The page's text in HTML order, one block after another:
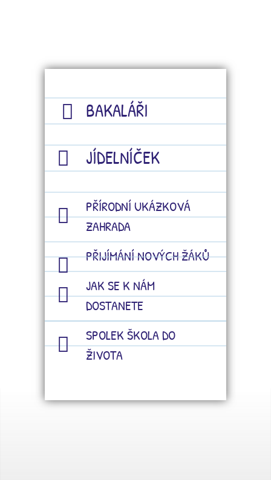
BAKALÁŘI
JÍDELNÍČEK
PŘÍRODNÍ UKÁZKOVÁ
ZAHRADA
PŘIJÍMÁNÍ NOVÝCH ŽÁKŮ
JAK SE K NÁM
DOSTANETE
SPOLEK ŠKOLA DO
ŽIVOTA